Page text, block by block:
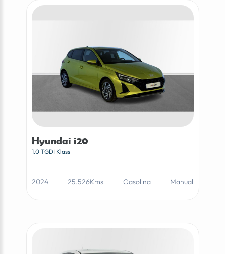
Hyundai i20
1.0 TGDI Klass
2024 25.526Kms Gasolina Manual